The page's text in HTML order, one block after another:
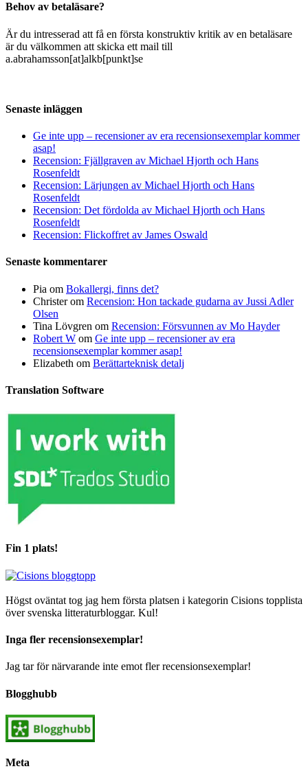
Behov av betaläsare?
Är du intresserad att få en första konstruktiv kritik av en betaläsare
är du välkommen att skicka ett mail till
a.abrahamsson[at]alkb[punkt]se
Senaste inläggen
Ge inte upp – recensioner av era recensionsexemplar kommer
asap!
Recension: Fjällgraven av Michael Hjorth och Hans
Rosenfeldt
Recension: Lärjungen av Michael Hjorth och Hans
Rosenfeldt
Recension: Det fördolda av Michael Hjorth och Hans
Rosenfeldt
Recension: Flickoffret av James Oswald
Senaste kommentarer
Pia om Bokallergi, finns det?
Christerom Recension: Hon tackade gudarna av Jussi Adler
Olsen
Tina Lövgren om Recension: Försvunnen av Mo Hayder
Robert W om Ge inte upp – recensioner av era
recensionsexemplar kommer asap!
Elizabeth om Berättarteknisk detalj
Translation Software
Fin 1 plats!
Högst oväntat tog jag hem första platsen i kategorin Cisions topplista
över svenska litteraturbloggar. Kul!
Inga fler recensionsexemplar!
Jag tar för närvarande inte emot fler recensionsexemplar!
Blogghubb
Meta